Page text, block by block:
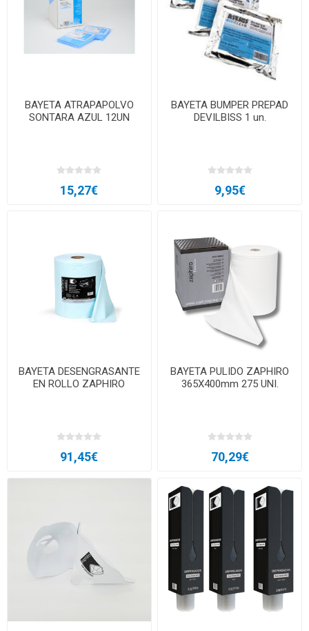
BAYETA ATRAPAPOLVO
SONTARA AZUL 12UN
15,27€
BAYETA BUMPER PREPAD
DEVILBISS 1 un.
9,95€
BAYETA DESENGRASANTE
EN ROLLO ZAPHIRO
91,45€
BAYETA PULIDO ZAPHIRO
365X400mm 275 UNI.
70,29€